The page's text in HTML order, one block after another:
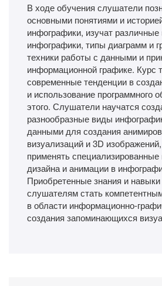
В ходе обучения слушатели
основными понятиями и
инфографики, изучат
инфографики, типы диаграмм и
техники работы с данными и
информационной графике. Курс
современные тенденции в
и использование программного
этого. Слушатели научатся
разнообразные виды
данными для создания
визуализаций и 3D
применять
дизайна и анимации в
Приобретенные знания и навыки
слушателям стать
в области информационно-
создания запоминающихся